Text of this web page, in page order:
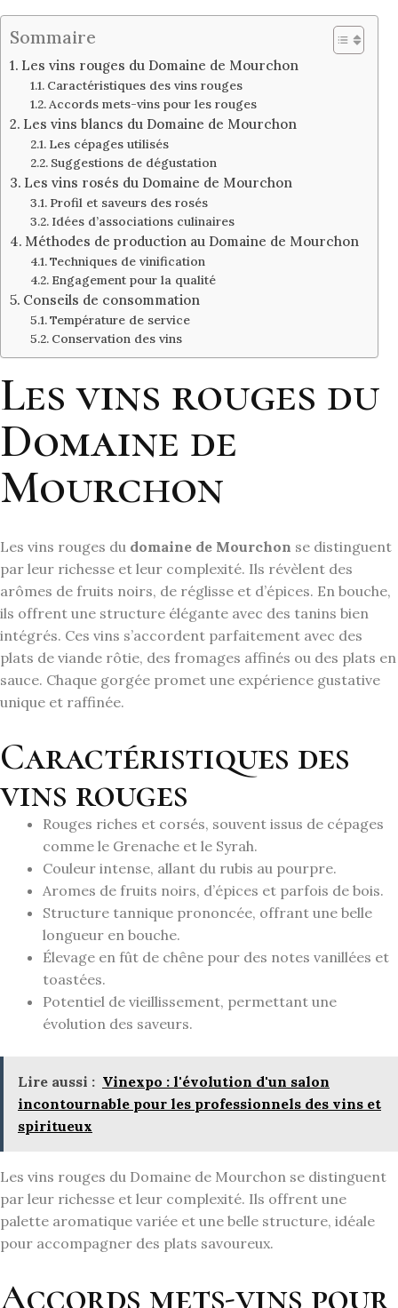
Sommaire
Les vins rouges du Domaine de Mourchon
Caractéristiques des vins rouges
Accords mets-vins pour les rouges
Les vins blancs du Domaine de Mourchon
Les cépages utilisés
Suggestions de dégustation
Les vins rosés du Domaine de Mourchon
Profil et saveurs des rosés
Idées d’associations culinaires
Méthodes de production au Domaine de Mourchon
Techniques de vinification
Engagement pour la qualité
Conseils de consommation
Température de service
Conservation des vins
Les vins rouges du
Domaine de
Mourchon
Les vins rouges du domaine de Mourchon se distinguent
par leur richesse et leur complexité. Ils révèlent des
arômes de fruits noirs, de réglisse et d’épices. En bouche,
ils offrent une structure élégante avec des tanins bien
intégrés. Ces vins s’accordent parfaitement avec des
plats de viande rôtie, des fromages affinés ou des plats en
sauce. Chaque gorgée promet une expérience gustative
unique et raffinée.
Caractéristiques des
vins rouges
Rouges riches et corsés, souvent issus de cépages
comme le Grenache et le Syrah.
Couleur intense, allant du rubis au pourpre.
Aromes de fruits noirs, d’épices et parfois de bois.
Structure tannique prononcée, offrant une belle
longueur en bouche.
Élevage en fût de chêne pour des notes vanillées et
toastées.
Potentiel de vieillissement, permettant une
évolution des saveurs.
Lire aussi : Vinexpo : l'évolution d'un salon
incontournable pour les professionnels des vins et
spiritueux
Les vins rouges du Domaine de Mourchon se distinguent
par leur richesse et leur complexité. Ils offrent une
palette aromatique variée et une belle structure, idéale
pour accompagner des plats savoureux.
Accords mets-vins pour